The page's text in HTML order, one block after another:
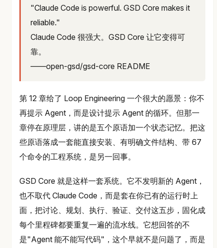
"Claude Code is powerful. GSD Core makes it
reliable."
Claude Code 很强大。GSD Core 让它变得可
靠。
——open-gsd/gsd-core README
第 12 章给了 Loop Engineering 一个很大的愿景：你不
再提示 Agent，而是设计提示 Agent 的循环。但那一
章停在原理层，讲的是五个原语加一个状态记忆。把这
些原语落成一套能直接安装、有明确文件结构、带 67
个命令的工程系统，是另一回事。
GSD Core 就是这样一套系统。它不发明新的 Agent，
也不取代 Claude Code，而是套在你已有的运行时上
面，把讨论、规划、执行、验证、交付这五步，固化成
每个里程碑都要重复一遍的流水线。它想回答的不
是"Agent 能不能写代码"，这个早就不是问题了，而是